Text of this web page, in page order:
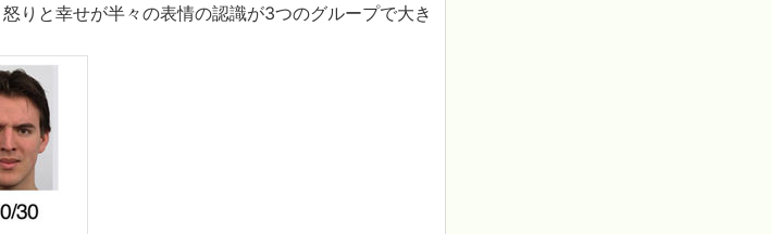
りと幸せが半々の表情の認識が3つのグループで大き